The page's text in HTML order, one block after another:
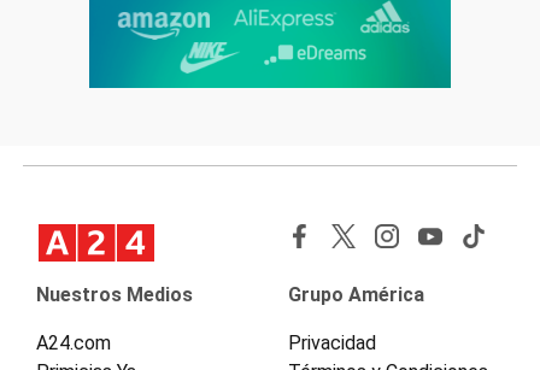
Nuestros Medios
A24.com
Grupo América
Privacidad